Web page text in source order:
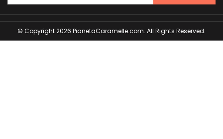
© Copyright 2026 PianetaCaramelle.com. All Rights Reserved.